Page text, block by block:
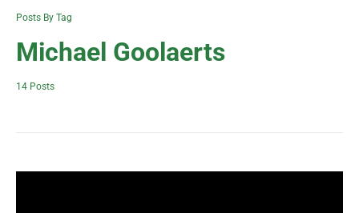
Posts By Tag
Michael Goolaerts
14 Posts